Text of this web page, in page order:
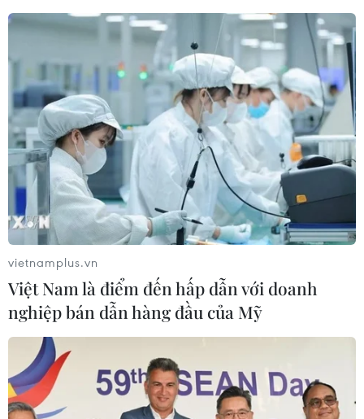
vietnamplus.vn
Việt Nam là điểm đến hấp dẫn với doanh
nghiệp bán dẫn hàng đầu của Mỹ